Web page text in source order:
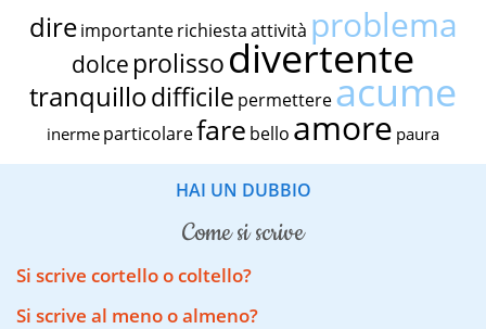
dire importante richiestaattività problema
dolce prolissodivertente
tranquillodifficile permettereacume
inerme particolarefare bello amore paura
HAI UN DUBBIO
come si scrive
Si scrive cortello o coltello?
Si scrive al meno o almeno?